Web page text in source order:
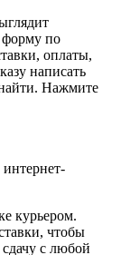
форму по
оплаты,
написать
Нажмите
курьером.
чтобы
сдачу с любой